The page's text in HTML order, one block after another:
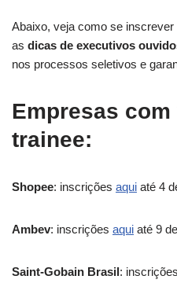
Abaixo, veja como se
as dicas de executivos
nos processos seletivos e
Empresas com
trainee:
Shopee: inscrições aqui até 4
Ambev: inscrições aqui até 9
Saint-Gobain Brasil: inscrições